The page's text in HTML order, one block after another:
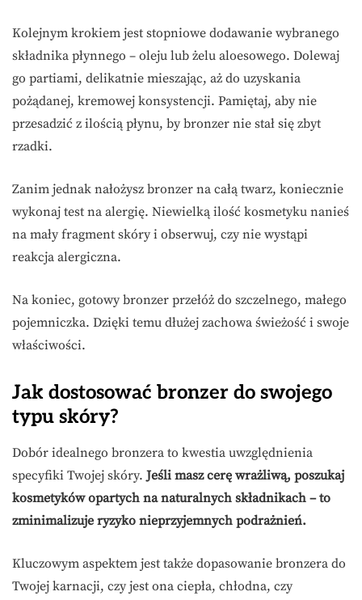
Kolejnym krokiem jest stopniowe dodawanie wybranego
składnika płynnego – oleju lub żelu aloesowego. Dolewaj
go partiami, delikatnie mieszając, aż do uzyskania
pożądanej, kremowej konsystencji. Pamiętaj, aby nie
przesadzić z ilością płynu, by bronzer nie stał się zbyt
rzadki.
Zanim jednak nałożysz bronzer na całą twarz, koniecznie
wykonaj test na alergię. Niewielką ilość kosmetyku nanieś
na mały fragment skóry i obserwuj, czy nie wystąpi
reakcja alergiczna.
Na koniec, gotowy bronzer przełóż do szczelnego, małego
pojemniczka. Dzięki temu dłużej zachowa świeżość i swoje
właściwości.
Jak dostosować bronzer do swojego
typu skóry?
Dobór idealnego bronzera to kwestia uwzględnienia
specyfiki Twojej skóry.Jeśli masz cerę wrażliwą, poszukaj
kosmetyków opartych na naturalnych składnikach – to
zminimalizuje ryzyko nieprzyjemnych podrażnień.
Kluczowym aspektem jest także dopasowanie bronzera do
Twojej karnacji, czy jest ona ciepła, chłodna, czy